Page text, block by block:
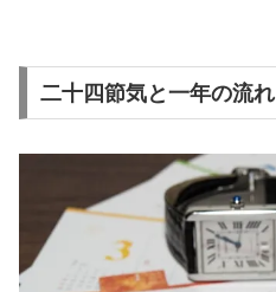
二十四節気と一年の流れ